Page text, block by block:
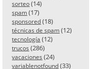
sorteo (14)
spam (17)
sponsored (18)
técnicas de spam (12)
tecnología (12)
trucos (286)
vacaciones (24)
variablenotfound (33)